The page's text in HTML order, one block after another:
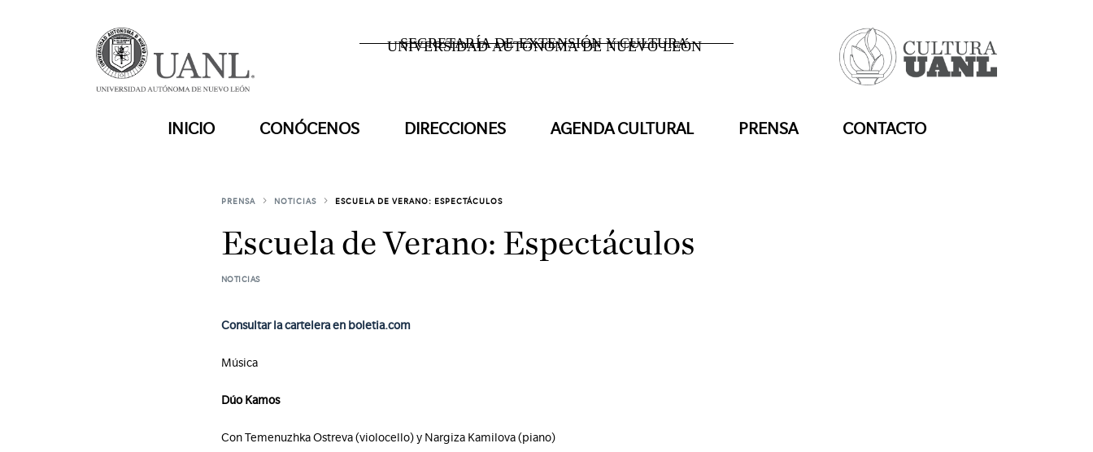
UNIVERSIDAD AUTÓNOMA DE NUEVO LEÓN
SECRETARÍA DE EXTENSIÓN Y CULTURA
INICIO CONÓCENOS DIRECCIONES AGENDA CULTURAL PRENSA CONTACTO
PRENSA NOTICIAS ESCUELA DE VERANO: ESPECTÁCULOS
Escuela de Verano: Espectáculos
NOTICIAS
Consultar la cartelera en boletia.com
Música
Dúo Kamos
Con Temenuzhka Ostreva (violocello) y Nargiza Kamilova (piano)